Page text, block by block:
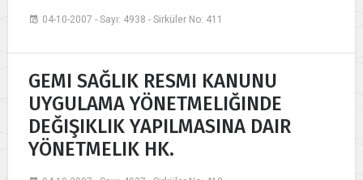
04-10-2007 - Sayı: 4938 - Sirküler No: 411
GEMI SAĞLIK RESMI KANUNU
UYGULAMA YÖNETMELIĞINDE
DEĞIŞIKLIK YAPILMASINA DAIR
YÖNETMELIK HK.